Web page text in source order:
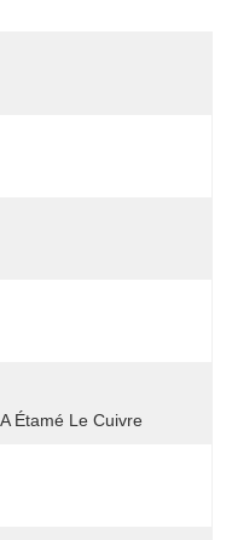
Étamé Le Cuivre